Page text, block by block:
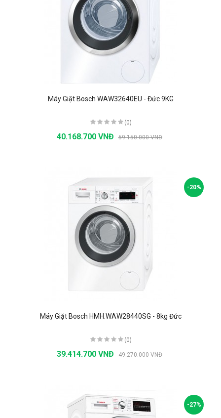
Máy Giặt Bosch WAW32640EU - Đức 9KG
(0)
40.168.700 VNĐ 59.150.000 VNĐ
-20%
Máy Giặt Bosch HMH.WAW28440SG - 8kg Đức
(0)
39.414.700 VNĐ 49.270.000 VNĐ
-27%